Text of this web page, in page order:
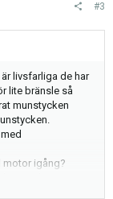
#3
livsfarliga de har
lite bränsle så
munstycken
motor igång?
om de är tätt.
ofta för de håller